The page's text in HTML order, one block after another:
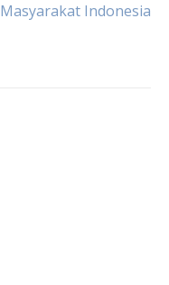
Masyarakat Indonesia